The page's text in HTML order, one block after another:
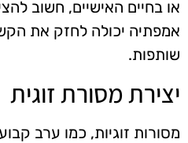
או בחיים האישיים, חשוב
אמפתיה יכולה לחזק את
שותפות.
יצירת מסורת זוגית
מסורות זוגיות, כמו ערב